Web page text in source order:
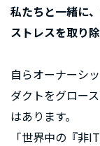
私たちと一緒に
ストレスを取り
自らオーナーシ
ダクトをグロー
はあります。
「世界中の『非